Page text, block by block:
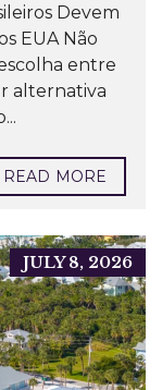
Devem
EUA Não
entre
alternativa
READ MORE
JULY 8, 2026